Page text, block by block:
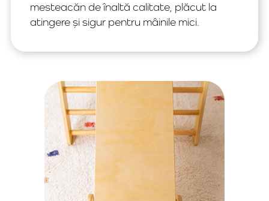
mesteacăn de înaltă calitate, plăcut la
atingere și sigur pentru mâinile mici.